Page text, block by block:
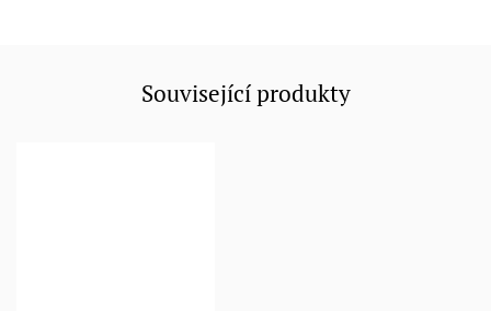
Související produkty